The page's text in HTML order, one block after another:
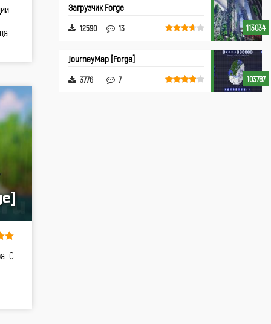
С
113034
Загрузчик Forge
12590 13
103787
JourneyMap [Forge]
3776 7